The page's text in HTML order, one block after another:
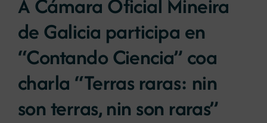
A Cámara Oficial Mineira
de Galicia participa en
“Contando Ciencia” coa
charla “Terras raras: nin
son terras, nin son raras”